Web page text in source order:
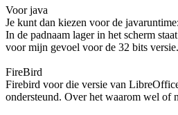
Voor java
Je kunt dan kiezen voor de
In de padnaam lager in het scherm
voor mijn gevoel voor de 32 bits versie.
FireBird
Firebird voor die versie van
ondersteund. Over het waarom wel of